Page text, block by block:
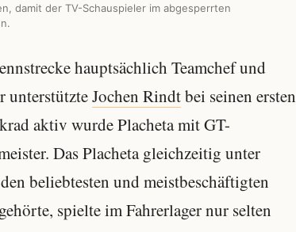
damit der TV-Schauspieler im abgesperrten
hauptsächlich Teamchef und
unterstützteJochen Rindtbei seinen ersten
aktiv wurde Placheta mit GT-
Das Placheta gleichzeitig unter
beliebtesten und meistbeschäftigten
spielte im Fahrerlager nur selten